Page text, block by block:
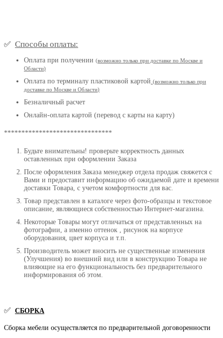
✅ Способы оплаты:
Оплата при получении (возможно только при доставке по Москве и
Области)
Оплата по терминалу пластиковой картой (возможно только при
доставке по Москве и Области)
Безналичный расчет
Онлайн-оплата картой (перевод с карты на карту)
*******************************
Будьте внимательны! проверьте корректность данных
оставленных при оформлении Заказа
После оформления Заказа менеджер отдела продаж свяжется с
Вами и предоставит информацию об ожидаемой дате и времени
доставки Товара, с учетом комфортности для вас.
Товар представлен в каталоге через фото-образцы и текстовое
описание, являющиеся собственностью Интернет-магазина.
Некоторые Товары могут отличаться от представленных на
фотографии, а именно оттенок , рисунок на корпусе
оборудования, цвет корпуса и т.п.
Производитель может вносить не существенные изменения
(Улучшения) во внешний вид или в конструкцию Товара не
влияющие на его функциональность без предварительного
информирования об этом.
✅ СБОРКА
Сборка мебели осуществляется по предварительной договоренности